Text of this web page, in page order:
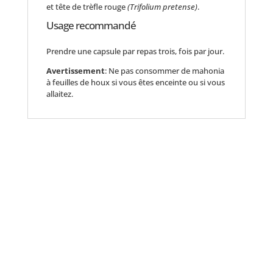
et tête de trèfle rouge(Trifolium pretense).
Usage recommandé
Prendre une capsule par repas trois, fois par jour.
Avertissement: Ne pas consommer de mahonia
à feuilles de houx si vous êtes enceinte ou si vous
allaitez.